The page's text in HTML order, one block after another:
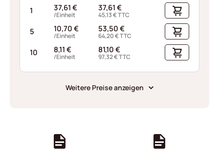
1 37,61€
/Einheit
37,61€
45,13€TTC
5 10,70€
/Einheit
53,50€
64,20€TTC
10 8,11€
/Einheit
81,10€
97,32€TTC
Weitere Preise anzeigen